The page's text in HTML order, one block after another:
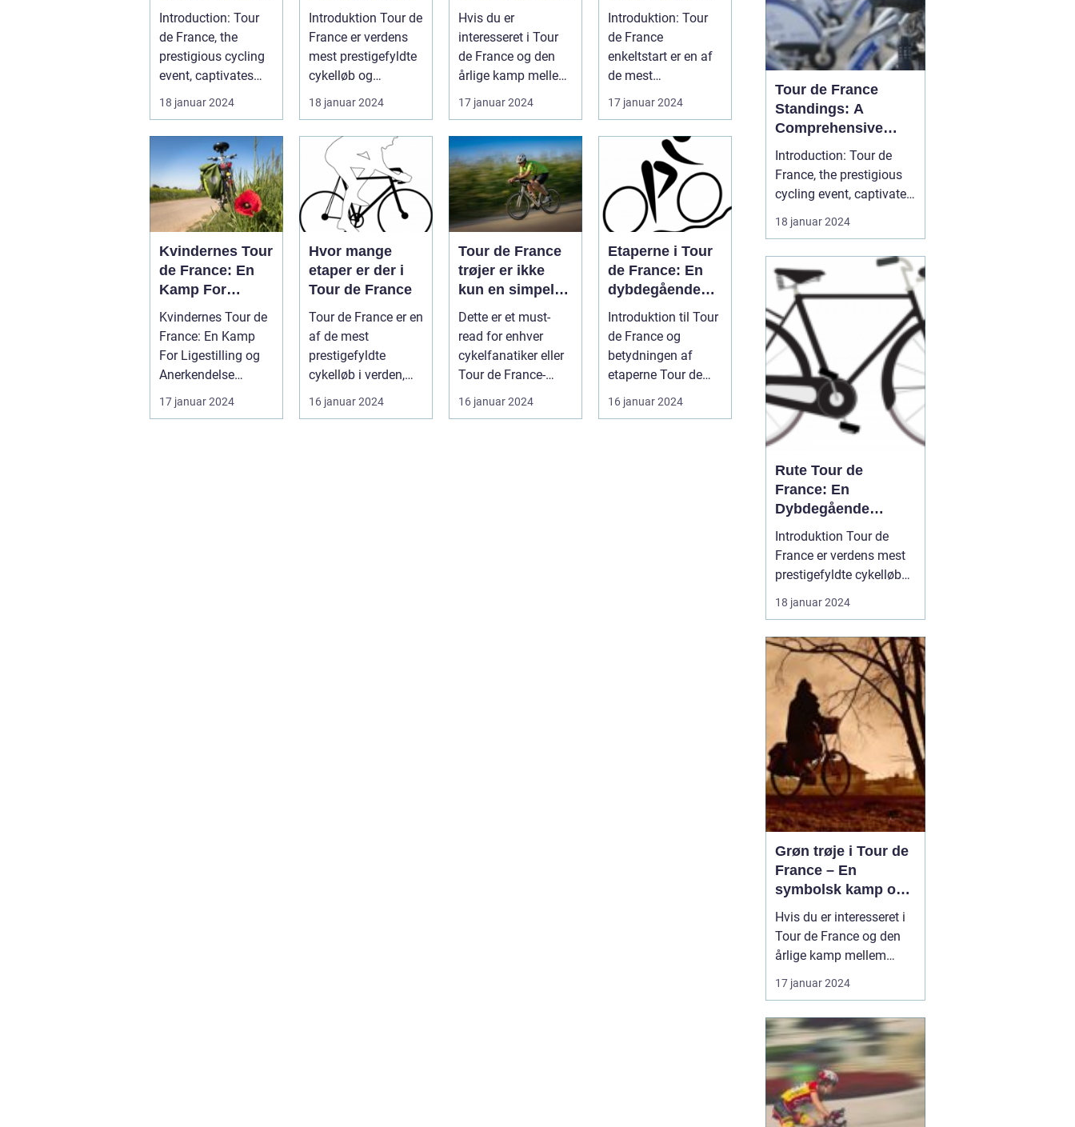
Guide for
Cycling
Enthusiasts
Introduction: Tour
de France, the
prestigious cycling
event, captivates
sports enthusiasts
worldwid...
18 januar 2024
Gennemgang af
Den Mest
Prestigefyldte
Cykelløbsrute i
Verden
Introduktion Tour de
France er verdens
mest prestigefyldte
cykelløb og
tiltrækker hvert år
millioner...
18 januar 2024
om point
Hvis du er
interesseret i Tour
de France og den
årlige kamp mellem
verdens bedste
cykelryttere, har ...
17 januar 2024
analyse af den
ultimative test af
rytteres
individuelle
Introduktion: Tour
de France
enkeltstart er en af
de mest
prestigefyldte
discipliner inden for
prof...
17 januar 2024
Kvindernes Tour
de France: En
Kamp For
Ligestilling og
Anerkendelse
Kvindernes Tour de
France: En Kamp
For Ligestilling og
Anerkendelse
Introduktion til
Kvindernes To...
17 januar 2024
Hvor mange
etaper er der i
Tour de France
Tour de France er en
af de mest
prestigefyldte
cykelløb i verden,
der tiltrækker
millioner af tilsku...
16 januar 2024
Tour de France
trøjer er ikke
kun en simpel
beklædningsgen
stand til
cykelryttere; de
bærer symbolik
rækker langt ud
over selve løbet
Dette er et must-
read for enhver
cykelfanatiker eller
Tour de France-
entusiast, der
ønsker at forstå...
16 januar 2024
Etaperne i Tour
de France: En
dybdegående
gennemgang af
verdens mest
prestigefyldte
cykelløb
Introduktion til Tour
de France og
betydningen af
etaperne Tour de
France er uden tvivl
et af verde...
16 januar 2024
Tour de France
Standings: A
Comprehensive
Guide for Cycling
Enthusiasts
Introduction: Tour de
France, the prestigious
cycling event, captivates
sports enthusiasts
worldwide every year. As
challenging and iconic
races, the competition
showcases exceptional
athletic abilities and
determination. In this
art...
18 januar 2024
Rute Tour de
France: En
Dybdegående
Gennemgang af Den
Mest Prestigefyldte
Cykelløbsrute i
Verden
Introduktion Tour de
France er verdens mest
prestigefyldte cykelløb
og tiltrækker hvert år
millioner af seere og
verden. Et af de mest
interessante aspekter
ved løbet er selvfølgelig
ruten, som er
omhyggeligt planlagt og
ændres hve...
18 januar 2024
Grøn trøje i Tour de
France – En
symbolsk kamp om
point
Hvis du er interesseret i
Tour de France og den
årlige kamp mellem
verdens bedste
cykelryttere, har du helt
eftertragtede grønne
trøje. Denne trøje har et
specielt symbolisk
betydning og bliver
tildelt rytteren med flest
17 januar 2024